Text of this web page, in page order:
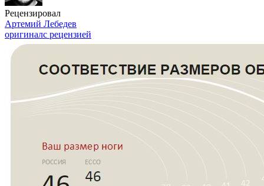
Рецензировал
Артемий Лебедев
оригиналс рецензией